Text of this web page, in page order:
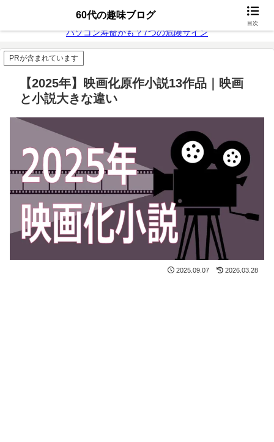
無料動画配信
パソコン寿命かも？7つの危険サイン
PRが含まれています
【2025年】映画化原作小説13作品｜映画
と小説大きな違い
2025.09.07 2026.03.28
60代の趣味ブログ
目次